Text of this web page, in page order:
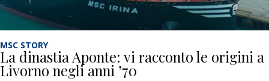
MSC STORY
La dinastia Aponte: vi racconto le origini a
Livorno negli anni ’70